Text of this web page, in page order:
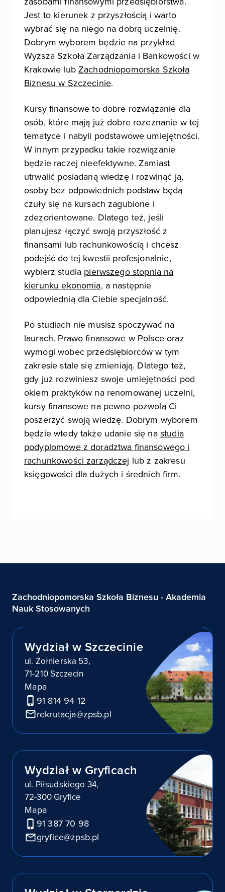
Jest to kierunek z przyszłością i warto
wybrać się na niego na dobrą uczelnię.
Dobrym wyborem będzie na przykład
Wyższa Szkoła Zarządzania i Bankowości w
Krakowie lub Zachodniopomorska Szkoła
Biznesu w Szczecinie.
Kursy finansowe to dobre rozwiązanie dla
osób, które mają już dobre rozeznanie w tej
tematyce i nabyli podstawowe umiejętności.
W innym przypadku takie rozwiązanie
będzie raczej nieefektywne. Zamiast
utrwalić posiadaną wiedzę i rozwinąć ją,
osoby bez odpowiednich podstaw będą
czuły się na kursach zagubione i
zdezorientowane. Dlatego też, jeśli
planujesz łączyć swoją przyszłość z
finansami lub rachunkowością i chcesz
podejść do tej kwestii profesjonalnie,
wybierz studia pierwszego stopnia na
kierunku ekonomia, a następnie
odpowiednią dla Ciebie specjalność.
Po studiach nie musisz spoczywać na
laurach. Prawo finansowe w Polsce oraz
wymogi wobec przedsiębiorców w tym
zakresie stale się zmieniają. Dlatego też,
gdy już rozwiniesz swoje umiejętności pod
okiem praktyków na renomowanej uczelni,
kursy finansowe na pewno pozwolą Ci
poszerzyć swoją wiedzę. Dobrym wyborem
będzie wtedy także udanie się na studia
podyplomowe z doradztwa finansowego i
rachunkowości zarządczej lub z zakresu
księgowości dla dużych i średnich firm.
Zachodniopomorska Szkoła Biznesu - Akademia
Nauk Stosowanych
Wydział w Szczecinie
ul. Żołnierska 53,
71-210 Szczecin
Mapa
91 814 94 12
rekrutacja@zpsb.pl
Wydział w Gryficach
ul. Piłsudskiego 34,
72-300 Gryfice
Mapa
91 387 70 98
gryfice@zpsb.pl